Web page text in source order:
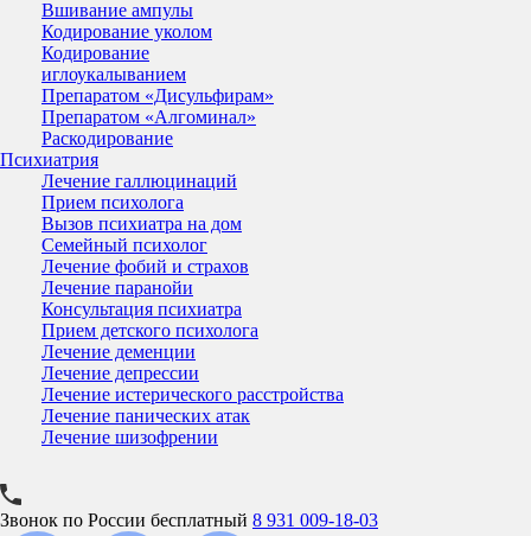
Вшивание ампулы
Кодирование уколом
Кодирование
иглоукалыванием
Препаратом «Дисульфирам»
Препаратом «Алгоминал»
Раскодирование
Психиатрия
Лечение галлюцинаций
Прием психолога
Вызов психиатра на дом
Семейный психолог
Лечение фобий и страхов
Лечение паранойи
Консультация психиатра
Прием детского психолога
Лечение деменции
Лечение депрессии
Лечение истерического расстройства
Лечение панических атак
Лечение шизофрении
Звонок по России бесплатный 8 931 009-18-03